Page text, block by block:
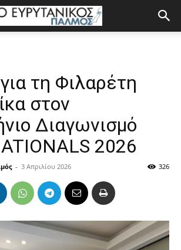
τη Φιλαρέτη
στον
Διαγωνισμό
2026
- 3 Απριλίου 2026 326